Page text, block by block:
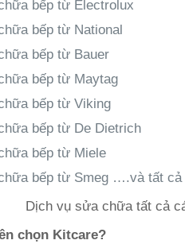
bếp từ Electrolux
bếp từ National
bếp từ Bauer
bếp từ Maytag
bếp từ Viking
bếp từ De Dietrich
bếp từ Miele
bếp từ Smeg ….và tất
chọn Kitcare?